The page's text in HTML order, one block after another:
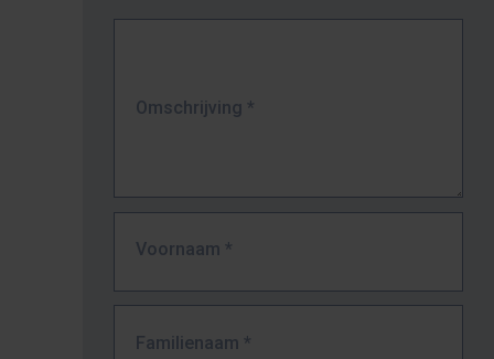
Omschrijving *
Voornaam *
Familienaam *